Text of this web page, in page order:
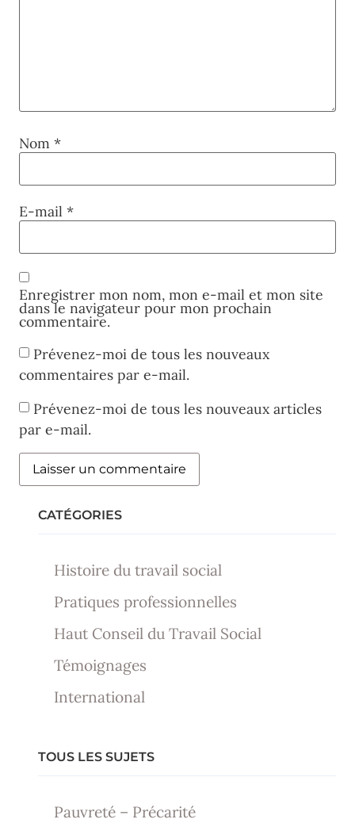
Nom *
E-mail *
Enregistrer mon nom, mon e-mail et mon site
dans le navigateur pour mon prochain
commentaire.
Prévenez-moi de tous les nouveaux
commentaires par e-mail.
Prévenez-moi de tous les nouveaux articles
par e-mail.
CATÉGORIES
Histoire du travail social
Pratiques professionnelles
Haut Conseil du Travail Social
Témoignages
International
TOUS LES SUJETS
Pauvreté – Précarité